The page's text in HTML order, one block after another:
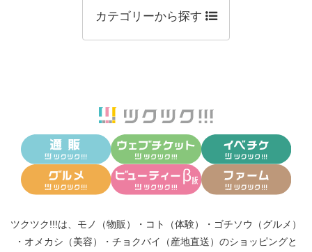
カテゴリーから探す
ツクツク!!!は、 モノ（物販） ・ コト（体験） ・ ゴチソウ（グルメ）
・ オメカシ（美容） ・ チョクバイ（産地直送） のショッピングと